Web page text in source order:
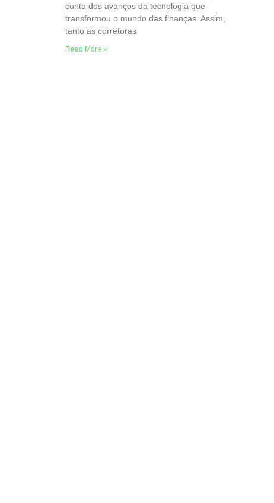
conta dos avanços da tecnologia que
transformou o mundo das finanças. Assim,
tanto as corretoras
Read More »